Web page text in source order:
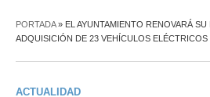
PORTADA» EL AYUNTAMIENTO RENOVARÁ
ADQUISICIÓN DE 23 VEHÍCULOS ELÉCTRICOS
ACTUALIDAD